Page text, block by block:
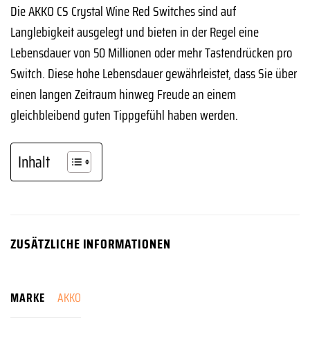
Die AKKO CS Crystal Wine Red Switches sind auf
Langlebigkeit ausgelegt und bieten in der Regel eine
Lebensdauer von 50 Millionen oder mehr Tastendrücken pro
Switch. Diese hohe Lebensdauer gewährleistet, dass Sie über
einen langen Zeitraum hinweg Freude an einem
gleichbleibend guten Tippgefühl haben werden.
Inhalt
ZUSÄTZLICHE INFORMATIONEN
MARKE AKKO